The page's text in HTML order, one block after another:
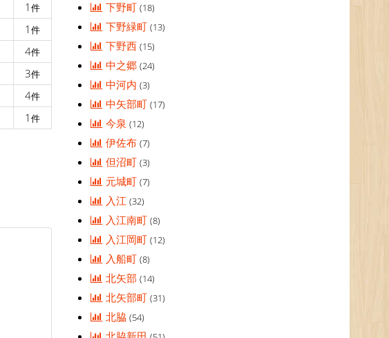
1 件
1 件
4件
3件
4件
1 件
下野町(18)
下野緑町(13)
下野西(15)
中之郷(24)
中河内(3)
中矢部町(17)
今泉(12)
伊佐布(7)
但沼町(3)
元城町(7)
入江(32)
入江南町(8)
入江岡町(12)
入船町(8)
北矢部(14)
北矢部町(31)
北脇(54)